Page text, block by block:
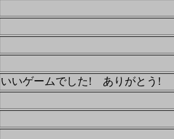
いいゲームでした! ありがとう!